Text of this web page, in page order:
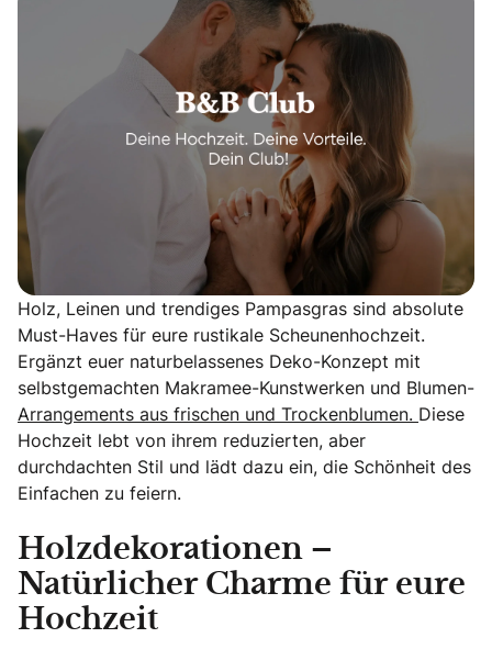
Holz, Leinen und trendiges Pampasgras sind absolute
Must-Haves für eure rustikale Scheunenhochzeit.
Ergänzt euer naturbelassenes Deko-Konzept mit
selbstgemachten Makramee-Kunstwerken und Blumen-
Arrangements aus frischen und Trockenblumen. Diese
Hochzeit lebt von ihrem reduzierten, aber
durchdachten Stil und lädt dazu ein, die Schönheit des
Einfachen zu feiern.
Holzdekorationen –
Natürlicher Charme für eure
Hochzeit